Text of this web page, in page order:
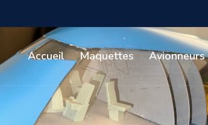
Accueil Maquettes Avionneurs